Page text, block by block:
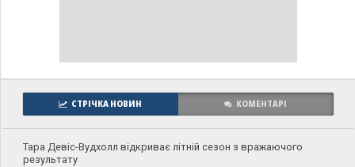
СТРІЧКА НОВИН КОМЕНТАРІ
Тара Девіс-Вудхолл відкриває літній сезон з вражаючого
результату